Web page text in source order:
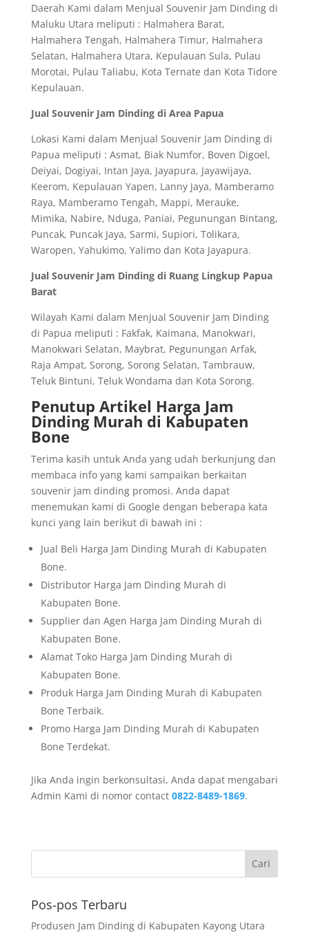
Daerah Kami dalam Menjual Souvenir Jam Dinding di
Maluku Utara meliputi : Halmahera Barat,
Halmahera Tengah, Halmahera Timur, Halmahera
Selatan, Halmahera Utara, Kepulauan Sula, Pulau
Morotai, Pulau Taliabu, Kota Ternate dan Kota Tidore
Kepulauan.
Jual Souvenir Jam Dinding di Area Papua
Lokasi Kami dalam Menjual Souvenir Jam Dinding di
Papua meliputi : Asmat, Biak Numfor, Boven Digoel,
Deiyai, Dogiyai, Intan Jaya, Jayapura, Jayawijaya,
Keerom, Kepulauan Yapen, Lanny Jaya, Mamberamo
Raya, Mamberamo Tengah, Mappi, Merauke,
Mimika, Nabire, Nduga, Paniai, Pegunungan Bintang,
Puncak, Puncak Jaya, Sarmi, Supiori, Tolikara,
Waropen, Yahukimo, Yalimo dan Kota Jayapura.
Jual Souvenir Jam Dinding di Ruang Lingkup Papua
Barat
Wilayah Kami dalam Menjual Souvenir Jam Dinding
di Papua meliputi : Fakfak, Kaimana, Manokwari,
Manokwari Selatan, Maybrat, Pegunungan Arfak,
Raja Ampat, Sorong, Sorong Selatan, Tambrauw,
Teluk Bintuni, Teluk Wondama dan Kota Sorong.
Penutup Artikel Harga Jam
Dinding Murah di Kabupaten
Bone
Terima kasih untuk Anda yang udah berkunjung dan
membaca info yang kami sampaikan berkaitan
souvenir jam dinding promosi. Anda dapat
menemukan kami di Google dengan beberapa kata
kunci yang lain berikut di bawah ini :
Jual Beli Harga Jam Dinding Murah di Kabupaten
Bone.
Distributor Harga Jam Dinding Murah di
Kabupaten Bone.
Supplier dan Agen Harga Jam Dinding Murah di
Kabupaten Bone.
Alamat Toko Harga Jam Dinding Murah di
Kabupaten Bone.
Produk Harga Jam Dinding Murah di Kabupaten
Bone Terbaik.
Promo Harga Jam Dinding Murah di Kabupaten
Bone Terdekat.
Jika Anda ingin berkonsultasi, Anda dapat mengabari
Admin Kami di nomor contact 0822-8489-1869.
Pos-pos Terbaru
Produsen Jam Dinding di Kabupaten Kayong Utara